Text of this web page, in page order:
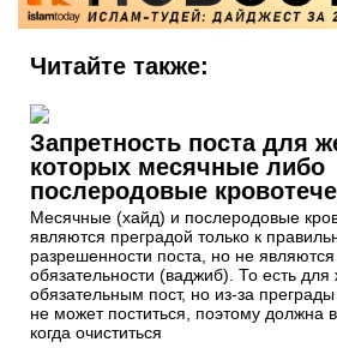
Читайте также:
Запретность поста для
которых месячные либо
послеродовые
Месячные (хайд) и послеродовые
являются преградой только к
разрешенности поста, но не
обязательности (ваджиб). То есть
обязательным пост, но из-за
не может поститься, поэтому должна
когда очиститься